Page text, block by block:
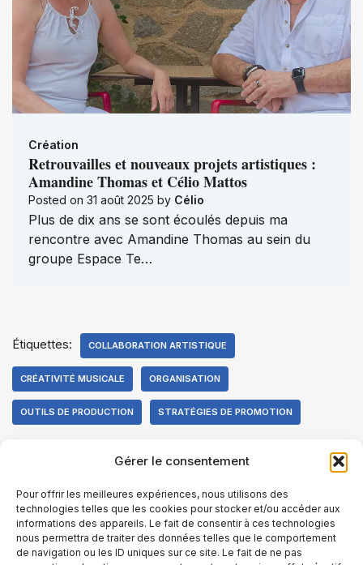
Gérer le consentement
Pour offrir les meilleures expériences, nous utilisons des
technologies telles que les cookies pour stocker et/ou accéder aux
informations des appareils. Le fait de consentir à ces technologies
nous permettra de traiter des données telles que le comportement
de navigation ou les ID uniques sur ce site. Le fait de ne pas
Création
Retrouvailles et nouveaux projets artistiques :
Amandine Thomas et Célio Mattos
Posted on 31 août 2025 by Célio
Plus de dix ans se sont écoulés depuis ma
rencontre avec Amandine Thomas au sein du
groupe Espace Te…
Étiquettes: COLLABORATION ARTISTIQUE
CRÉATIVITÉ MUSICALE ORGANISATION
OUTILS DE PRODUCTION STRATÉGIES DE PROMOTION